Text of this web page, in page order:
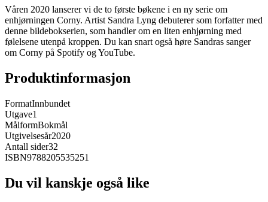
Våren 2020 lanserer vi de to første bøkene i en ny serie om
enhjørningen Corny. Artist Sandra Lyng debuterer som forfatter med
denne bildebokserien, som handler om en liten enhjørning med
følelsene utenpå kroppen. Du kan snart også høre Sandras sanger
om Corny på Spotify og YouTube.
Produktinformasjon
FormatInnbundet
Utgave1
MålformBokmål
Utgivelsesår2020
Antall sider32
ISBN9788205535251
Du vil kanskje også like